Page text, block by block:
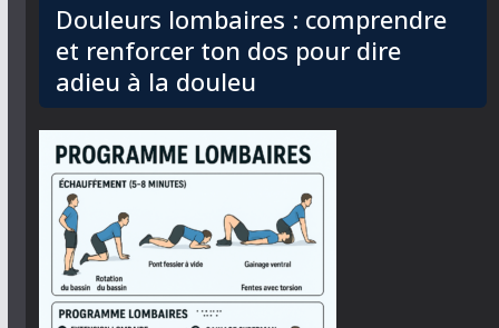
Douleurs lombaires : comprendre
et renforcer ton dos pour dire
adieu à la douleu